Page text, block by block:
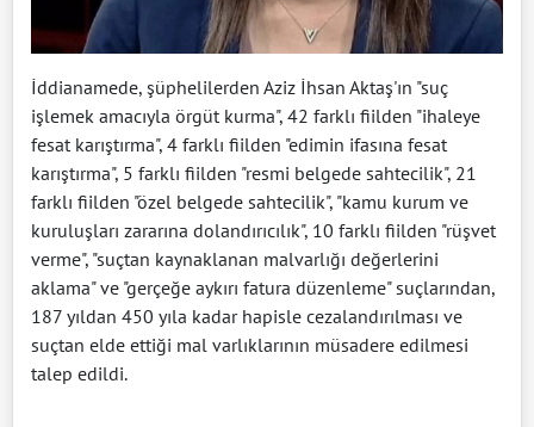
İddianamede, şüphelilerden Aziz İhsan Aktaş'ın "suç
işlemek amacıyla örgüt kurma", 42 farklı fiilden "ihaleye
fesat karıştırma", 4 farklı fiilden "edimin ifasına fesat
karıştırma", 5 farklı fiilden "resmi belgede sahtecilik", 21
farklı fiilden "özel belgede sahtecilik", "kamu kurum ve
kuruluşları zararına dolandırıcılık", 10 farklı fiilden "rüşvet
verme", "suçtan kaynaklanan malvarlığı değerlerini
aklama" ve "gerçeğe aykırı fatura düzenleme" suçlarından,
187 yıldan 450 yıla kadar hapisle cezalandırılması ve
suçtan elde ettiği mal varlıklarının müsadere edilmesi
talep edildi.